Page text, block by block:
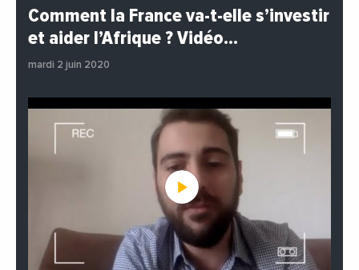
#EchangesMediterraneens
#Economie
#Politique
Comment la France va-t-elle s’investir
et aider l’Afrique ? Vidéo…
mardi 2 juin 2020